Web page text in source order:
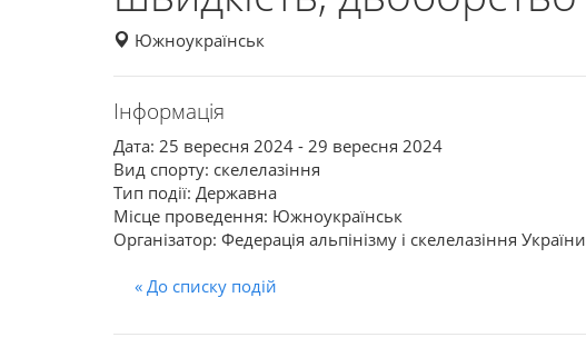
Южноукраїнськ
Інформація
Дата: 25 вересня 2024 - 29 вересня 2024
Вид спорту: скелелазіння
Тип події: Державна
Місце проведення: Южноукраїнськ
Організатор: Федерація альпінізму і скелелазіння України
« До списку подій